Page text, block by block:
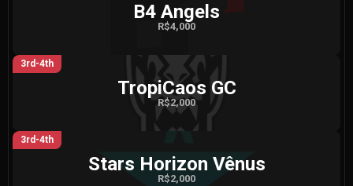
B4 Angels
R$4,000
3rd-4th
TropiCaos GC
R$2,000
3rd-4th
Stars Horizon Vênus
R$2,000